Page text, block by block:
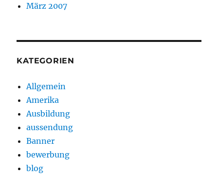
März 2007
KATEGORIEN
Allgemein
Amerika
Ausbildung
aussendung
Banner
bewerbung
blog